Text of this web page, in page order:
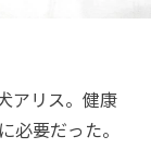
アリス。健康
必要だった。